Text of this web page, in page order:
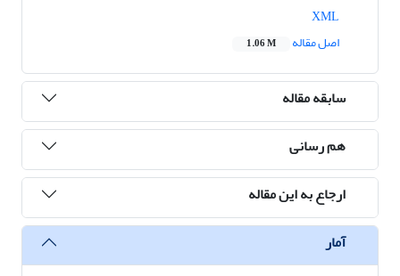
اصل مقاله
1.06 M
سابقه مقاله
هم رسانی
ارجاع به این مقاله
آمار